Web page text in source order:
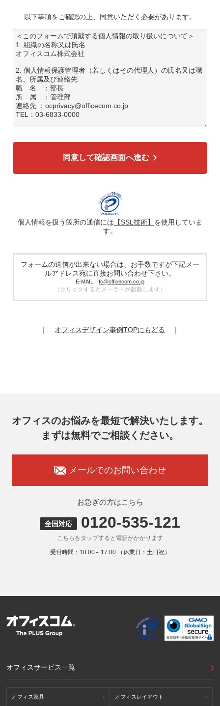
以下事項をご確認の上、同意いただく必要があります。
＜このフォームで頂戴する個人情報の取り扱いについて＞
1. 組織の名称又は氏名
オフィスコム株式会社
2. 個人情報保護管理者（若しくはその代理人）の氏名又は職
名、所属及び連絡先
職 名 ：部長
所 属 ：管理部
連絡先 ：ocprivacy@officecom.co.jp
TEL：03-6833-0000
広告配信の効率化、マーケティング活動などのために、氏
を、ハッシュ化などの適切なセキュリティ対策を施した上
で、広告配信サービス提供事業者に提供する場合がありま
す。提供した個人情報は、広告配信サービス提供事業者のプ
ライバシーポリシーに基づき取り扱われます。
5. 個人情報の取り扱い業務の委託
場合があります。その際、弊社は、個人情報を適切に保護で
きる管理体制を敷き実行していることを条件として委託先を
厳選したうえで、機密保持契約を委託先と締結し、お客様の
個人情報を厳密に管理させます。
提供記録の開示を請求することができます。
7. 個人情報を提供されることの任意性
お客様がご自身の個人情報を弊社に提供されるか否かはお客
は、適切なサービスをご提供できない場合がありますのでご
弊社ウェブサイトでは、利用者が当ウェブサイトを閲覧した
状況の分析のためにCookieを利用していますが、Cookieによ
る個人情報の取得はしていません。
9. 外国にある第三者への提供
お客様の個人情報を下記海外の個人情報取扱事業者へ提供す
る場合があります。
提供先の所在国の名称：アメリカ（Google LLC）
当該外国における個人情報の保護に関する制度：APECの
外国における個人情報の保護に関する制度等の詳細は以下を
ご確認下さい。
同意して確認画面へ進む
個人情報を扱う箇所の通信には 【SSL技術】 を使用していま
す。
フォームの送信が出来ない場合は、お手数ですが下記メー
ルアドレス宛に直接お問い合わせ下さい。
E-MAIL： fc@officecom.co.jp
（クリックするとメーラーが起動します）
｜ オフィスデザイン事例TOPにもどる ｜
オフィスのお悩みを最短で解決いたします。
まずは無料でご相談ください。
メールでのお問い合わせ
お急ぎの方はこちら
全国対応 0120-535-121
こちらをタップすると電話がかかります
受付時間：10:00～17:00 （休業日：土日祝）
オフィスサービス一覧
オフィス家具 オフィスレイアウト